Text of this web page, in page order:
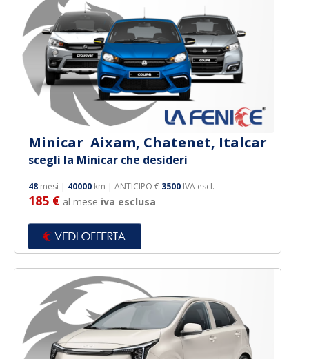
Minicar Aixam, Chatenet, Italcar
scegli la Minicar che desideri
48 mesi | 40000 km | ANTICIPO € 3500 IVA escl.
185 € al mese iva esclusa